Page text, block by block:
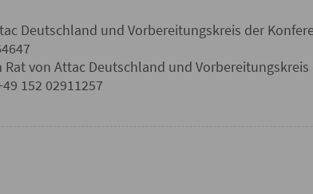
Deutschland und Vorbereitungskreis der
von Attac Deutschland und Vorbereitungskreis
152 02911257